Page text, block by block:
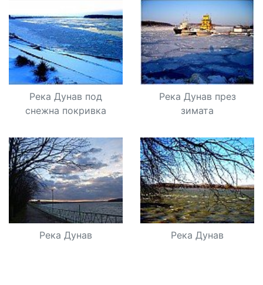
Река Дунав под
снежна покривка
Река Дунав през
зимата
Река Дунав Река Дунав